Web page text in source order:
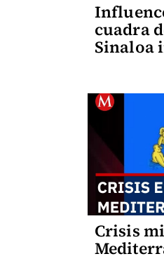
cuadra
Sinaloa
Crisis